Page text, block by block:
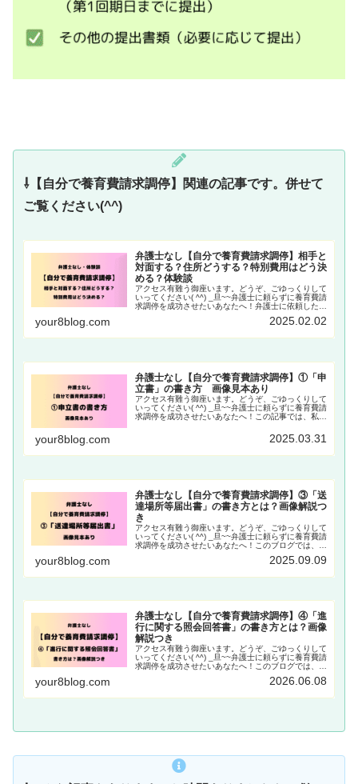
⇩【自分で養育費請求調停】関連の記事です。併せて
ご覧ください(^^)
弁護士なし【自分で養育費請求調停】相手と
対面する？住所どうする？特別費用はどう決
める？体験談
アクセス有難う御座います。どうぞ、ごゆっくりして
いってください( ^^) _旦~~弁護士に頼らずに養育費請
求調停を成功させたいあなたへ！弁護士に依頼したい
せんか？そんな時、自分で養育費請求調停Read
your8blog.com 2025.02.02
弁護士なし【自分で養育費請求調停】①「申
立書」の書き方 画像見本あり
アクセス有難う御座います。どうぞ、ごゆっくりして
いってください( ^^) _旦~~弁護士に頼らずに養育費請
求調停を成功させたいあなたへ！この記事では、私が
行った経験をもとに、養育費請求調停の申Read
your8blog.com 2025.03.31
弁護士なし【自分で養育費請求調停】③「送
達場所等届出書」の書き方とは？画像解説つ
き
アクセス有難う御座います。どうぞ、ごゆっくりして
いってください( ^^) _旦~~弁護士に頼らずに養育費請
求調停を成功させたいあなたへ！このブログでは、弁
けて、私自身の経験に基づいた情報をお届Read
your8blog.com 2025.09.09
弁護士なし【自分で養育費請求調停】④「進
行に関する照会回答書」の書き方とは？画像
解説つき
アクセス有難う御座います。どうぞ、ごゆっくりして
いってください( ^^) _旦~~弁護士に頼らずに養育費請
求調停を成功させたいあなたへ！このブログでは、弁
けて、私自身の経験に基づいた情報をお届Read
your8blog.com 2026.06.08